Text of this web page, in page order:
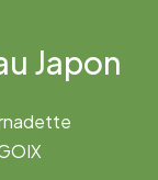
Japon